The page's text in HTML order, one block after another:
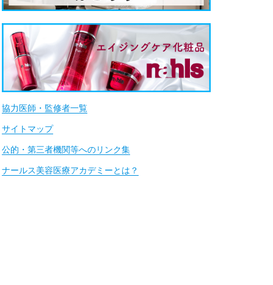
協力医師・監修者一覧
サイトマップ
公的・第三者機関等へのリンク集
ナールス美容医療アカデミーとは？